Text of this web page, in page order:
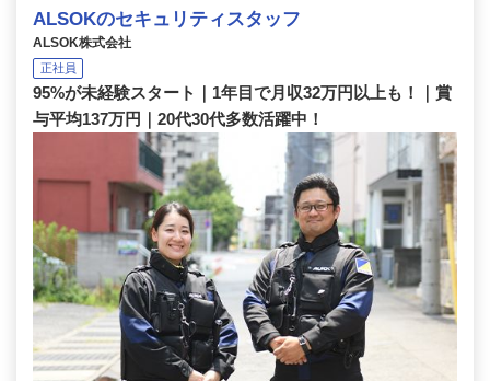
ALSOKのセキュリティスタッフ
ALSOK株式会社
正社員
95%が未経験スタート｜1年目で月収32万円以上も！｜賞
与平均137万円｜20代30代多数活躍中！